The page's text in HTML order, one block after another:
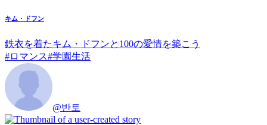
キム・ドフン
鉄衣を着たキム・ドフンと100の愛情を築こう
#ロマンス#学園生活
@반토